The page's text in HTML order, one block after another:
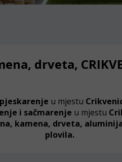
drveta,
pjeskarenje u mjestu
i sačmarenje u mjestu
kamena, drveta,
plovila.